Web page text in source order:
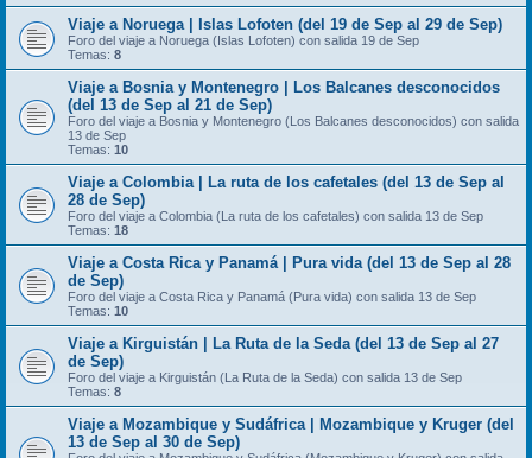
Viaje a Noruega | Islas Lofoten (del 19 de Sep al 29 de Sep)
Foro del viaje a Noruega (Islas Lofoten) con salida 19 de Sep
Temas: 8
Viaje a Bosnia y Montenegro | Los Balcanes desconocidos
(del 13 de Sep al 21 de Sep)
Foro del viaje a Bosnia y Montenegro (Los Balcanes desconocidos) con salida
13 de Sep
Temas: 10
Viaje a Colombia | La ruta de los cafetales (del 13 de Sep al
28 de Sep)
Foro del viaje a Colombia (La ruta de los cafetales) con salida 13 de Sep
Temas: 18
Viaje a Costa Rica y Panamá | Pura vida (del 13 de Sep al 28
de Sep)
Foro del viaje a Costa Rica y Panamá (Pura vida) con salida 13 de Sep
Temas: 10
Viaje a Kirguistán | La Ruta de la Seda (del 13 de Sep al 27
de Sep)
Foro del viaje a Kirguistán (La Ruta de la Seda) con salida 13 de Sep
Temas: 8
Viaje a Mozambique y Sudáfrica | Mozambique y Kruger (del
13 de Sep al 30 de Sep)